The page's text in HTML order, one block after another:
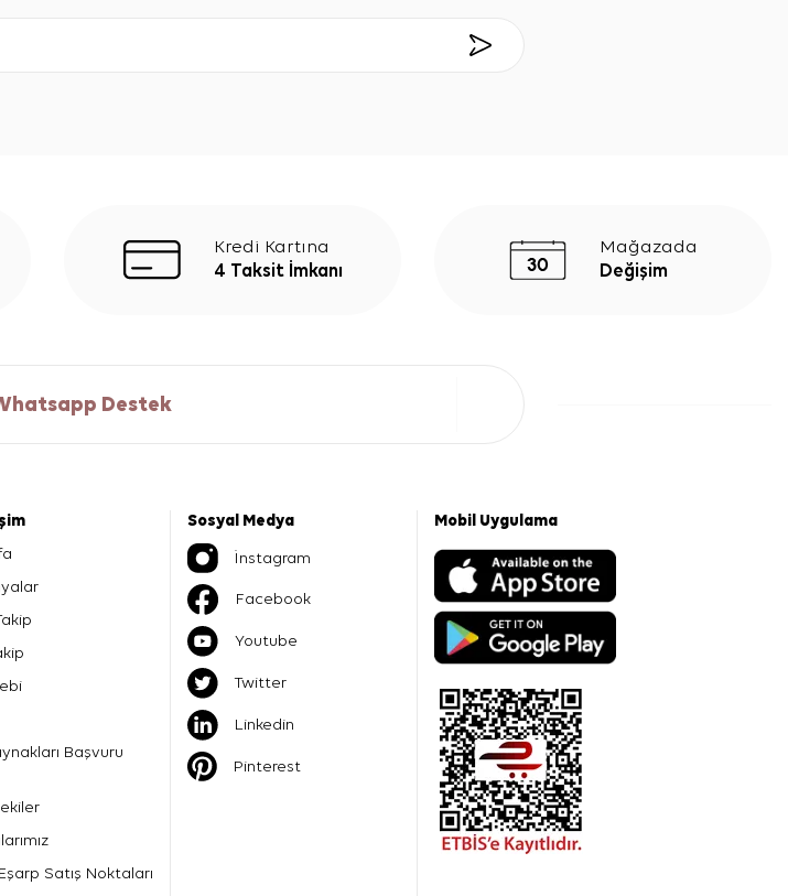
Kredi Kartına
4 Taksit İmkanı
Mağazada
Değişim
Destek
Başvuru
Satış Noktaları
Sosyal Medya
İnstagram
Facebook
Youtube
Twitter
Linkedin
Pinterest
Mobil Uygulama